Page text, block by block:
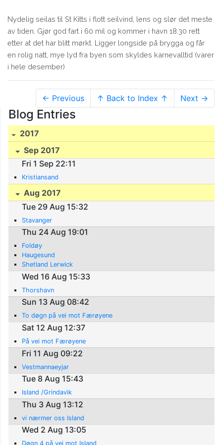
Nydelig seilas til St Kitts i flott seilvind, lens og slør det meste
av tiden. Gjør god fart i 60 mil og kommer i havn 18.30 rett
etter at det har blitt mørkt. Ligger longside på brygga og får
en rolig natt, mye lyd fra byen som skyldes karnevalltid (varer
i hele desember)
← Previous ↑ Back to Index ↑ Next →
Blog Entries
2017
Sep 2017
Fri 1 Sep 22:11
Kristiansand
Aug 2017
Tue 29 Aug 15:32
Stavanger
Thu 24 Aug 19:01
Foldøy
Haugesund
Shetland Lerwick
Wed 16 Aug 15:33
Thorshavn
Sun 13 Aug 08:42
To døgn på vei mot Færøyene
Sat 12 Aug 12:37
På vei mot Færøyene
Fri 11 Aug 09:22
Vestmannaeyjar
Tue 8 Aug 15:43
Island /Grindavik
Thu 3 Aug 13:12
vi nærmer oss Island
Wed 2 Aug 13:05
Døgn 4 på vei mot Island